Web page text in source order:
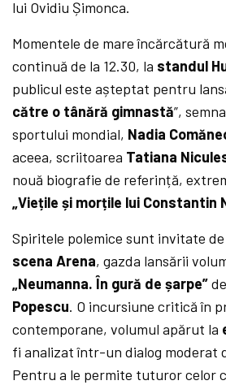
lui Ovidiu Șimonca.
Momentele de mare încărcătură
continuă de la 12.30, la standul
publicul este așteptat pentru
către o tânără gimnastă”,
sportului mondial, Nadia
aceea, scriitoarea Tatiana
nouă biografie de referință,
„Viețile și morțile lui Constantin
Spiritele polemice sunt invitate de
scena Arena, gazda lansării
„Neumanna. În gură de șarpe”de
Popescu. O incursiune critică în
contemporane, volumul apărut la
fi analizat într-un dialog moderat
Pentru a le permite tuturor celor